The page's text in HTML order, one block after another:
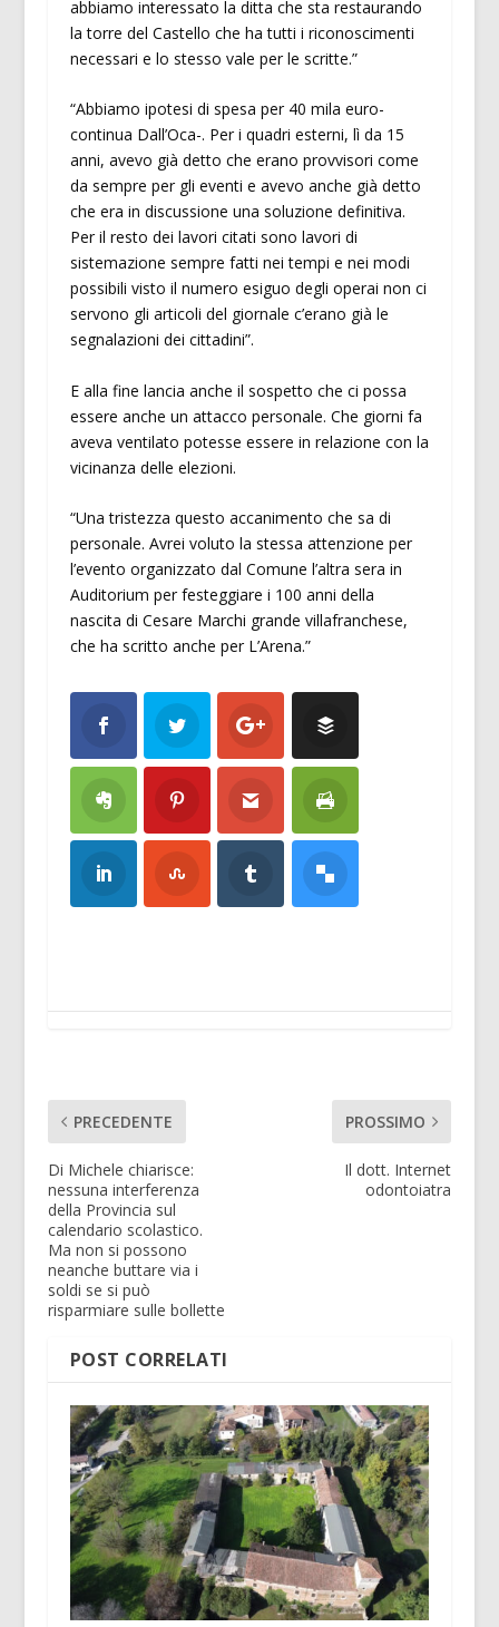
abbiamo interessato la ditta che sta restaurando
la torre del Castello che ha tutti i riconoscimenti
necessari e lo stesso vale per le scritte.”
“Abbiamo ipotesi di spesa per 40 mila euro-
continua Dall’Oca-. Per i quadri esterni, lì da 15
anni, avevo già detto che erano provvisori come
da sempre per gli eventi e avevo anche già detto
che era in discussione una soluzione definitiva.
Per il resto dei lavori citati sono lavori di
sistemazione sempre fatti nei tempi e nei modi
possibili visto il numero esiguo degli operai non ci
servono gli articoli del giornale c’erano già le
segnalazioni dei cittadini”.
E alla fine lancia anche il sospetto che ci possa
essere anche un attacco personale. Che giorni fa
aveva ventilato potesse essere in relazione con la
vicinanza delle elezioni.
“Una tristezza questo accanimento che sa di
personale. Avrei voluto la stessa attenzione per
l’evento organizzato dal Comune l’altra sera in
Auditorium per festeggiare i 100 anni della
nascita di Cesare Marchi grande villafranchese,
che ha scritto anche per L’Arena.”
PRECEDENTE
Di Michele chiarisce:
nessuna interferenza
della Provincia sul
calendario scolastico.
Ma non si possono
neanche buttare via i
soldi se si può
risparmiare sulle bollette
PROSSIMO
Il dott. Internet
odontoiatra
POST CORRELATI